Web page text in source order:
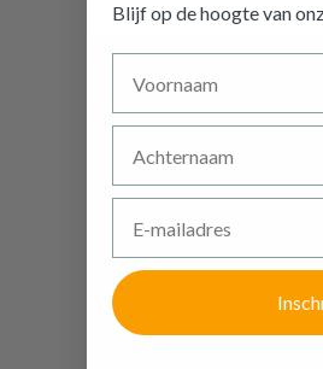
Blijf op de hoogte van